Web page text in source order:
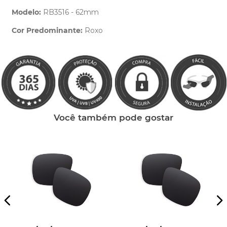
Modelo: RB3516 - 62mm
Cor Predominante: Roxo
Você também pode gostar